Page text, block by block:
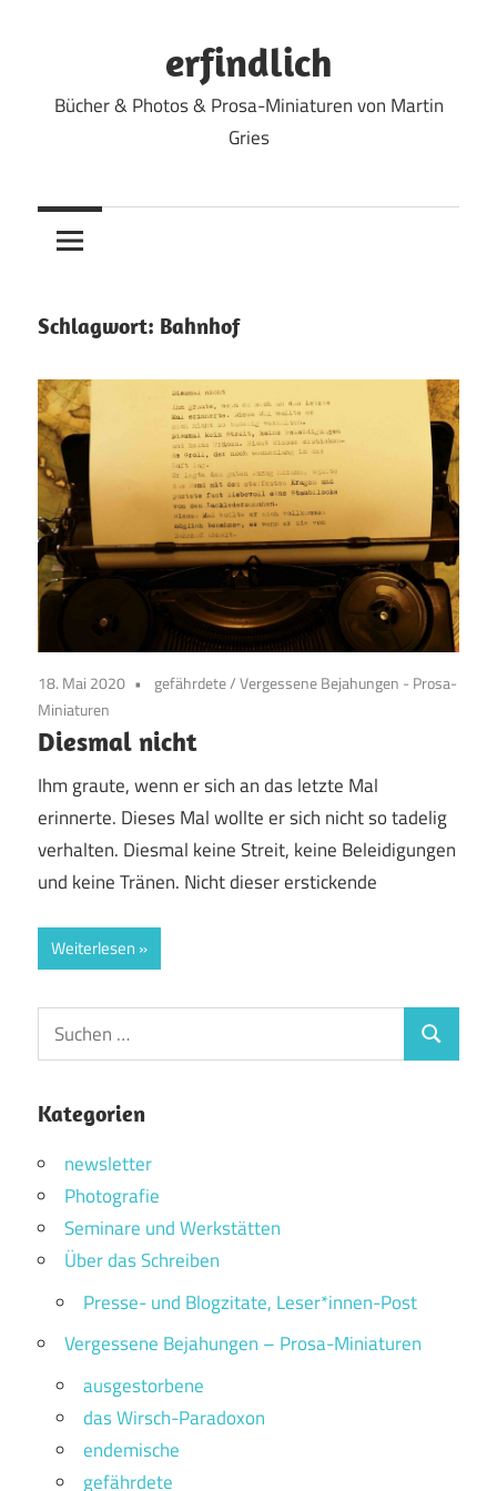
erfindlich
Bücher & Photos & Prosa-Miniaturen von Martin
Gries
Schlagwort: Bahnhof
18. Mai 2020 gefährdete/Vergessene Bejahungen - Prosa-
Miniaturen
Diesmal nicht
Ihm graute, wenn er sich an das letzte Mal
erinnerte. Dieses Mal wollte er sich nicht so tadelig
verhalten. Diesmal keine Streit, keine Beleidigungen
und keine Tränen. Nicht dieser erstickende
Weiterlesen
Suchen
nach:
Suchen
Kategorien
newsletter
Photografie
Seminare und Werkstätten
Über das Schreiben
Presse- und Blogzitate, Leser*innen-Post
Vergessene Bejahungen – Prosa-Miniaturen
ausgestorbene
das Wirsch-Paradoxon
endemische
gefährdete